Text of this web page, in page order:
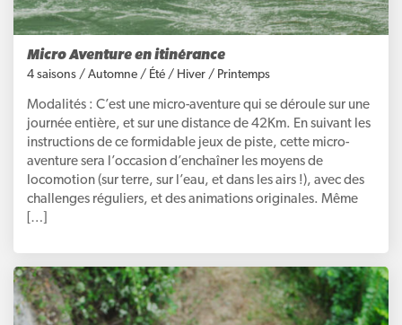
Micro Aventure en itinérance
4 saisons / Automne / Été / Hiver / Printemps
Modalités : C’est une micro-aventure qui se déroule sur une
journée entière, et sur une distance de 42Km. En suivant les
instructions de ce formidable jeux de piste, cette micro-
aventure sera l’occasion d’enchaîner les moyens de
locomotion (sur terre, sur l’eau, et dans les airs !), avec des
challenges réguliers, et des animations originales. Même
[…]